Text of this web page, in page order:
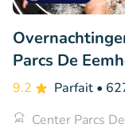
Parcs De
9.2 Parfait •
Center Parcs